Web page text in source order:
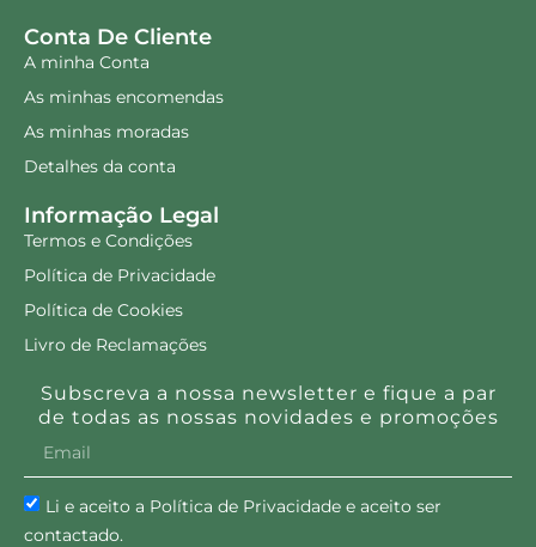
Conta De Cliente
A minha Conta
As minhas encomendas
As minhas moradas
Detalhes da conta
Informação Legal
Termos e Condições
Política de Privacidade
Política de Cookies
Livro de Reclamações
Subscreva a nossa newsletter e fique a par
de todas as nossas novidades e promoções
Li e aceito a Política de Privacidade e aceito ser
contactado.